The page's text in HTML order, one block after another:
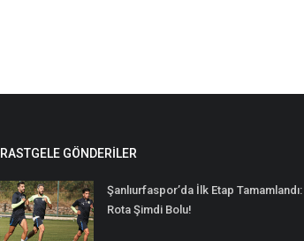
RASTGELE GÖNDERILER
Şanlıurfaspor’da İlk Etap Tamamlandı:
Rota Şimdi Bolu!